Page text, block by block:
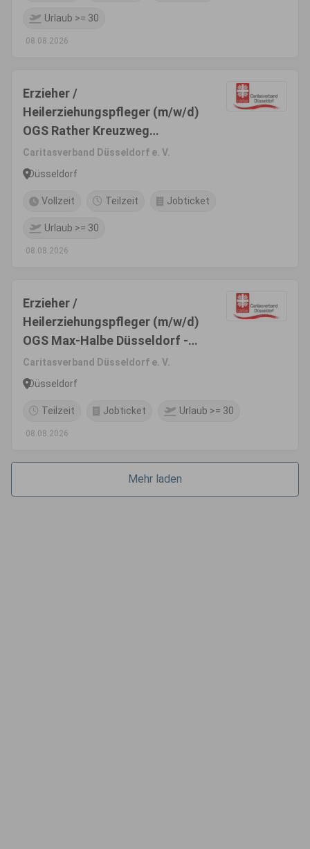
Urlaub >= 30
08.08.2026
Erzieher /
Heilerziehungspfleger (m/w/d)
OGS Rather Kreuzweg
Düsseldorf - Rath
Caritasverband Düsseldorf e. V.
Düsseldorf
Vollzeit Teilzeit Jobticket
Urlaub >= 30
08.08.2026
Erzieher /
Heilerziehungspfleger (m/w/d)
OGS Max-Halbe Düsseldorf -
Mörsenbroich
Caritasverband Düsseldorf e. V.
Düsseldorf
Teilzeit Jobticket Urlaub >= 30
08.08.2026
Mehr laden